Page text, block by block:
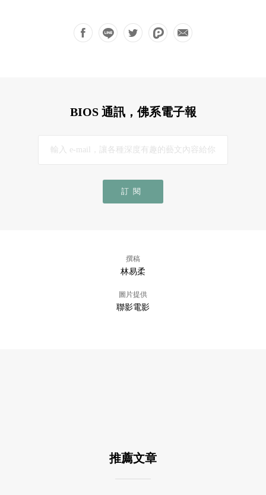
BIOS 通訊，佛系電子報
訂閱
撰稿
林易柔
圖片提供
聯影電影
推薦文章